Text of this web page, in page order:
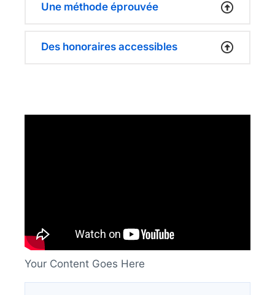
Une méthode éprouvée
Des honoraires accessibles
Your Content Goes Here